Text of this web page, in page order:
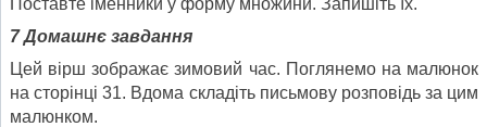
7Домашнє завдання
Цей вірш зображає зимовий час. Поглянемо на малюнок
на сторінці 31. Вдома складіть письмову розповідь за цим
малюнком.